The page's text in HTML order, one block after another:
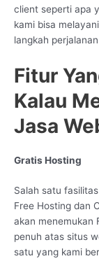
client seperti apa
kami bisa
langkah
Fitur
Kalau
Jasa
Gratis Hosting
Salah satu
Free Hosting dan
akan menemukan
penuh atas situs
satu yang kami